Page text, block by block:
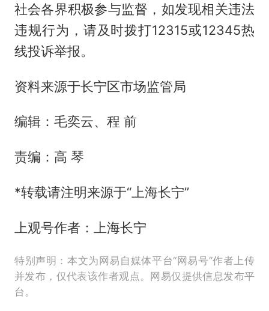
社会各界积极参与监督，如发现相关违法
违规行为，请及时拨打12315或12345热
线投诉举报。
资料来源于长宁区市场监管局
编辑：毛奕云、程 前
责编：高 琴
*转载请注明来源于“上海长宁”
上观号作者：上海长宁
特别声明：本文为网易自媒体平台“网易号”作者上传
并发布，仅代表该作者观点。网易仅提供信息发布平
台。